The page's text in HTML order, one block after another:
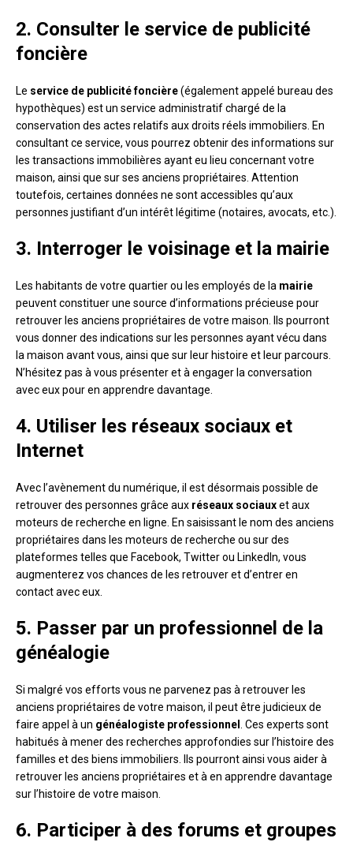
2. Consulter le service de publicité
foncière
Le service de publicité foncière(également appelé bureau des
hypothèques) est un service administratif chargé de la
conservation des actes relatifs aux droits réels immobiliers. En
consultant ce service, vous pourrez obtenir des informations sur
les transactions immobilières ayant eu lieu concernant votre
maison, ainsi que sur ses anciens propriétaires. Attention
toutefois, certaines données ne sont accessibles qu’aux
personnes justifiant d’un intérêt légitime (notaires, avocats, etc.).
3. Interroger le voisinage et la mairie
Les habitants de votre quartier ou les employés de la mairie
peuvent constituer une source d’informations précieuse pour
retrouver les anciens propriétaires de votre maison. Ils pourront
vous donner des indications sur les personnes ayant vécu dans
la maison avant vous, ainsi que sur leur histoire et leur parcours.
N’hésitez pas à vous présenter et à engager la conversation
avec eux pour en apprendre davantage.
4. Utiliser les réseaux sociaux et
Internet
Avec l’avènement du numérique, il est désormais possible de
retrouver des personnes grâce aux réseaux sociauxet aux
moteurs de recherche en ligne. En saisissant le nom des anciens
propriétaires dans les moteurs de recherche ou sur des
plateformes telles que Facebook, Twitter ou LinkedIn, vous
augmenterez vos chances de les retrouver et d’entrer en
contact avec eux.
5. Passer par un professionnel de la
généalogie
Si malgré vos efforts vous ne parvenez pas à retrouver les
anciens propriétaires de votre maison, il peut être judicieux de
faire appel à un généalogiste professionnel
. Ces experts sont
habitués à mener des recherches approfondies sur l’histoire des
familles et des biens immobiliers. Ils pourront ainsi vous aider à
retrouver les anciens propriétaires et à en apprendre davantage
sur l’histoire de votre maison.
6. Participer à des forums et groupes